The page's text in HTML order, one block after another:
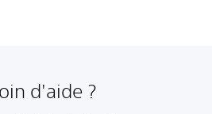
d'aide ?